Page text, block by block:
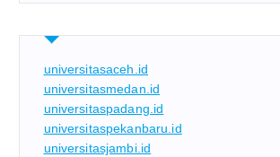
universitasaceh.id
universitasmedan.id
universitaspadang.id
universitaspekanbaru.id
universitasjambi.id